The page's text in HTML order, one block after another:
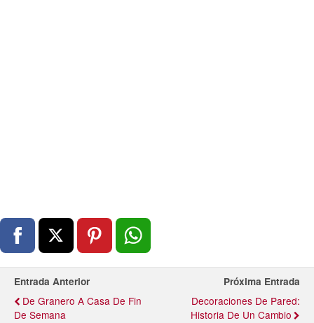
Entrada Anterior
De Granero A Casa De Fin
De Semana
Próxima Entrada
Decoraciones De Pared:
Historia De Un Cambio